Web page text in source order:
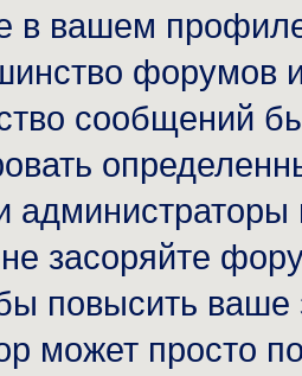
в вашем
форумов
сообщений
администраторы
засоряйте
повысить
может просто